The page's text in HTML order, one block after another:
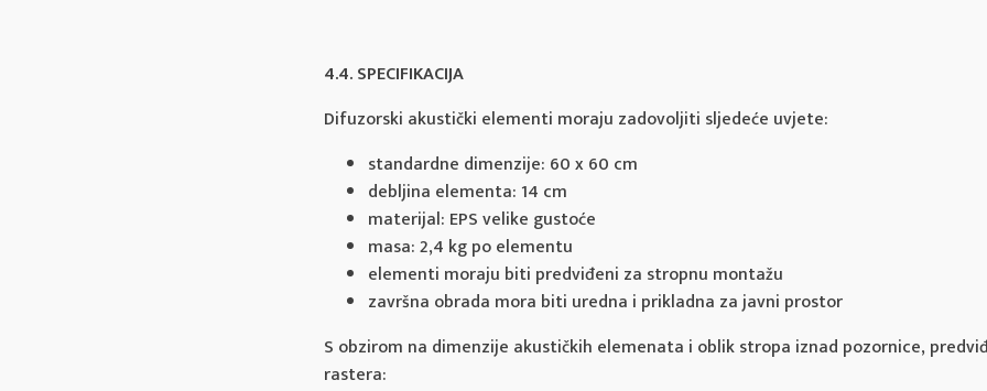
4.4. SPECIFIKACIJA
Difuzorski akustički elementi moraju zadovoljiti sljedeće uvjete:
standardne dimenzije: 60 x 60 cm
debljina elementa: 14 cm
materijal: EPS velike gustoće
masa: 2,4 kg po elementu
elementi moraju biti predviđeni za stropnu montažu
završna obrada mora biti uredna i prikladna za javni prostor
S obzirom na dimenzije akustičkih elemenata i oblik stropa iznad pozornice,
rastera: